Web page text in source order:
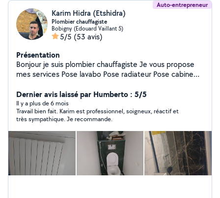
Auto-entrepreneur
Karim Hidra (Etshidra)
Plombier chauffagiste
Bobigny (Edouard Vaillant 5)
5/5 (53 avis)
Présentation
Bonjour je suis plombier chauffagiste Je vous propose
mes services Pose lavabo Pose radiateur Pose cabine
Intervention Dépannage Instalation et réparation
Dernier avis laissé par Humberto : 5/5
Il y a plus de 6 mois
Travail bien fait. Karim est professionnel, soigneux, réactif et
très sympathique. Je recommande.